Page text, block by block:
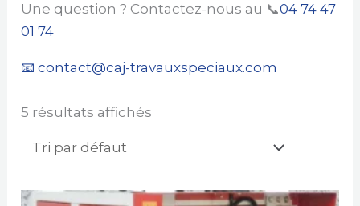
Une question ? Contactez-nous au 📞04 74 47
01 74
📧 contact@caj-travauxspeciaux.com
5 résultats affichés